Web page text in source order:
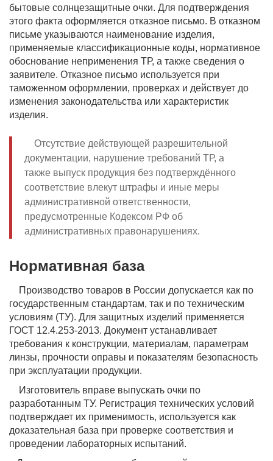
бытовые солнцезащитные очки. Для подтверждения
этого факта оформляется отказное письмо. В отказном
письме указываются наименование изделия,
применяемые классификационные коды, нормативное
обоснование неприменения ТР, а также сведения о
заявителе. Отказное письмо используется при
таможенном оформлении, проверках и действует до
изменения законодательства или характеристик
изделия.
Отсутствие действующей разрешительной
документации, нарушение требований ТР, а
также выпуск продукция без подтверждённого
соответствие влекут штрафы и иные меры
административной ответственности,
предусмотренные Кодексом РФ об
административных правонарушениях.
Нормативная база
Производство товаров в России допускается как по
государственным стандартам, так и по техническим
условиям (ТУ). Для защитных изделий применяется
ГОСТ 12.4.253-2013. Документ устанавливает
требования к конструкции, материалам, параметрам
линзы, прочности оправы и показателям безопасность
при эксплуатации продукции.
Изготовитель вправе выпускать очки по
разработанным ТУ. Регистрация технических условий
подтверждает их применимость, используется как
доказательная база при проверке соответствия и
проведении лабораторных испытаний.